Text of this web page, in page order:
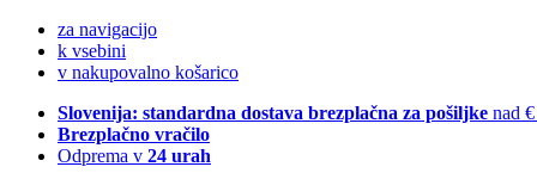
za navigacijo
k vsebini
v nakupovalno košarico
Slovenija: standardna dostava brezplačna za pošiljke nad
Brezplačno vračilo
Odprema v 24 urah